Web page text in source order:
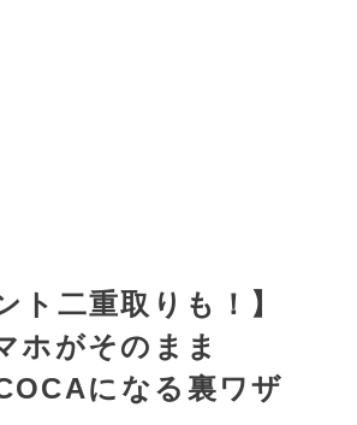
ト二重取りも！】
ホがそのまま
になる裏ワザ